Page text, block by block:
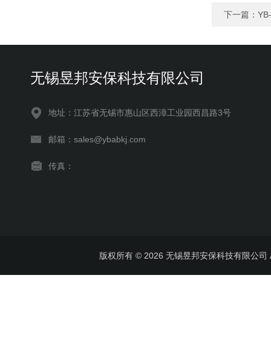
下一篇：
无锡昱邦安保科技有限公司
地址：江苏省无锡市惠山区西漳工业园西昌路3号
邮箱：sales@ybabkj.com
传真：
版权所有 © 2026 无锡昱邦安保科技有限